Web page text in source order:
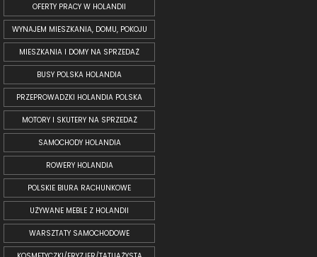
OFERTY PRACY W HOLANDII
WYNAJEM MIESZKANIA, DOMU, POKOJU
MIESZKANIA I DOMY NA SPRZEDAŻ
BUSY POLSKA HOLANDIA
PRZEPROWADZKI HOLANDIA POLSKA
MOTORY I SKUTERY NA SPRZEDAŻ
SAMOCHODY HOLANDIA
ROWERY HOLANDIA
POLSKIE BIURA RACHUNKOWE
UŻYWANE MEBLE Z HOLANDII
WARSZTATY SAMOCHODOWE